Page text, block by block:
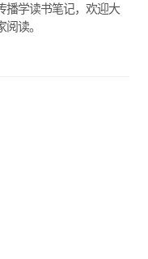
播学读书笔记，欢迎大
阅读。